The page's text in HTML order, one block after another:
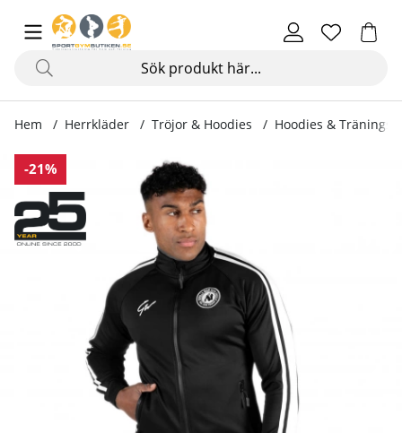
Hem Herrkläder Tröjor & Hoodies Hoodies &
-21%
Produktbilder Stratford Track Jacket, black